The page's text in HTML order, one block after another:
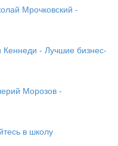
Мрочковский -
- Лучшие бизнес-
Морозов -
в школу